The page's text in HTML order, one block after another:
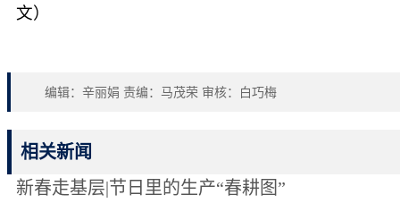
文）
编辑：辛丽娟 责编：马茂荣 审核：白巧梅
相关新闻
新春走基层|节日里的生产“春耕图”